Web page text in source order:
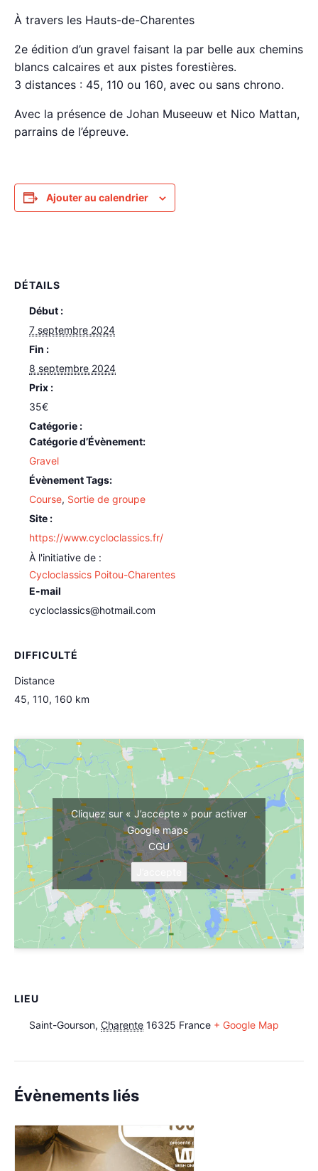
À travers les Hauts-de-Charentes
2e édition d’un gravel faisant la par belle aux chemins
blancs calcaires et aux pistes forestières.
3 distances : 45, 110 ou 160, avec ou sans chrono.
Avec la présence de Johan Museeuw et Nico Mattan,
parrains de l’épreuve.
Ajouter au calendrier
DÉTAILS
Début :
7 septembre 2024
Fin :
8 septembre 2024
Prix :
35€
Catégorie d’Évènement:
Gravel
Évènement Tags:
Course, Sortie de groupe
Site :
https://www.cycloclassics.fr/
Cycloclassics Poitou-Charentes
E-mail
cycloclassics@hotmail.com
DIFFICULTÉ
Distance
45, 110, 160 km
LIEU
Saint-Gourson, Charente 16325 France + Google Map
Cliquez sur « J’accepte » pour activer
Google maps
CGU
Évènements liés